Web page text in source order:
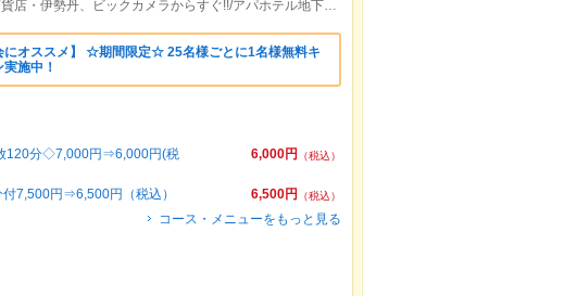
各線京都駅から徒歩5分/百貨店・伊勢丹、ビックカメラからすぐ!!/アパホテル地下1階/近鉄線 京都駅 塩小路西洞院
にオススメ】 ☆期間限定☆ 25名様ごとに1名様無料キ
施中！
6,000円
（税込）
120分◇7,000円⇒6,000円(税
6,500円
（税込）
7,500円⇒6,500円（税込）
コース・メニューをもっと見る